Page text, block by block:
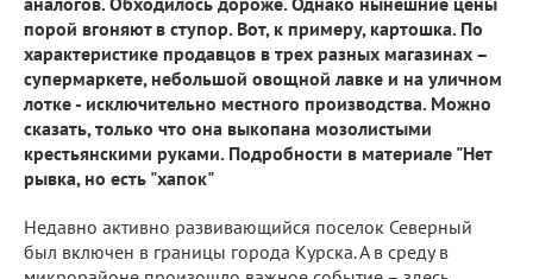
порой вгоняют в ступор. Вот, к примеру, картошка. По
характеристике продавцов в трех разных магазинах –
супермаркете, небольшой овощной лавке и на уличном
лотке - исключительно местного производства. Можно
сказать, только что она выкопана мозолистыми
крестьянскими руками. Подробности в материале "Нет
рывка, но есть "хапок"
Недавно активно развивающийся поселок Северный
был включен в границы города Курска. А в среду в